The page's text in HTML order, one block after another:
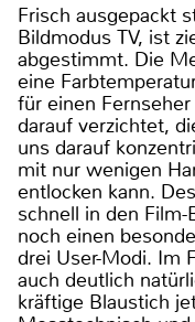
Frisch ausgepackt
Bildmodus TV, ist
abgestimmt. Die
eine
für einen
darauf verzichtet,
uns darauf
mit nur wenigen
entlocken kann.
schnell in den
noch einen
drei User-Modi. Im
auch deutlich
kräftige Blaustich